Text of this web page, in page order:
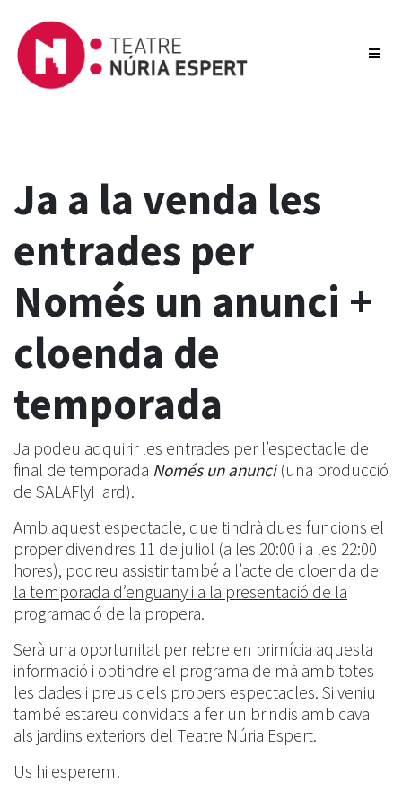
Ja a la venda les
entrades per
Només un anunci +
cloenda de
temporada
Ja podeu adquirir les entrades per l’espectacle de
final de temporada Només un anunci(una producció
de SALAFlyHard).
Amb aquest espectacle, que tindrà dues funcions el
proper divendres 11 de juliol (a les 20:00 i a les 22:00
hores), podreu assistir també a l’acte de cloenda de
la temporada d’enguany i a la presentació de la
programació de la propera.
Serà una oportunitat per rebre en primícia aquesta
informació i obtindre el programa de mà amb totes
les dades i preus dels propers espectacles. Si veniu
també estareu convidats a fer un brindis amb cava
als jardins exteriors del Teatre Núria Espert.
Us hi esperem!